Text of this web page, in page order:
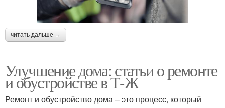
читать дальше →
Улучшение дома: статьи о ремонте
и обустройстве в Т-Ж
Ремонт и обустройство дома – это процесс, который